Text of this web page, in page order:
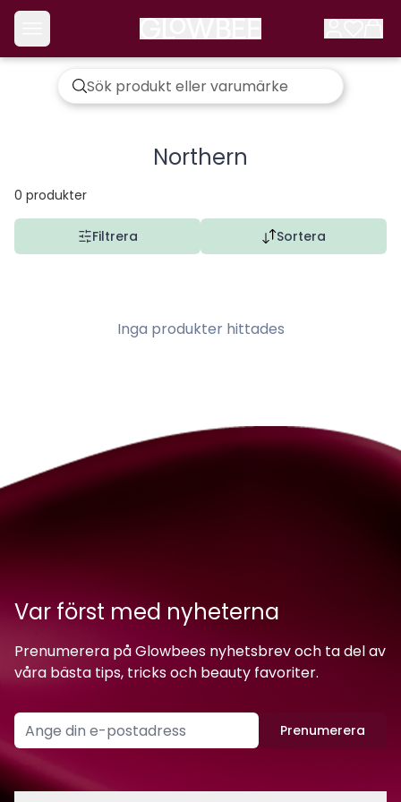
Northern
0 produkter
Filtrera Sortera
Inga produkter hittades
Var först med nyheterna
Prenumerera på Glowbees nyhetsbrev och ta del av
våra bästa tips, tricks och beauty favoriter.
Prenumerera